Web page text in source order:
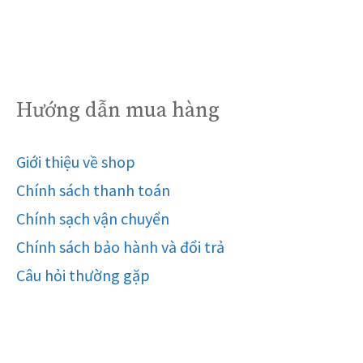
Hướng dẫn mua hàng
Giới thiệu về shop
Chính sách thanh toán
Chính sạch vận chuyển
Chính sách bảo hành và đổi trả
Câu hỏi thường gặp